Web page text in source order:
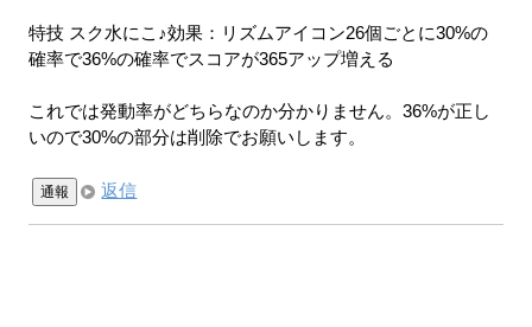
特技 スク水にこ♪効果：リズムアイコン26個ごとに30%の
確率で36%の確率でスコアが365アップ増える
これでは発動率がどちらなのか分かりません。36%が正し
いので30%の部分は削除でお願いします。
通報 返信